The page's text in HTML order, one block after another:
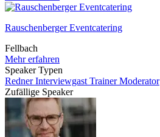
Rauschenberger Eventcatering
Fellbach
Mehr erfahren
Speaker Typen
RednerInterviewgast TrainerModerator
Zufällige Speaker